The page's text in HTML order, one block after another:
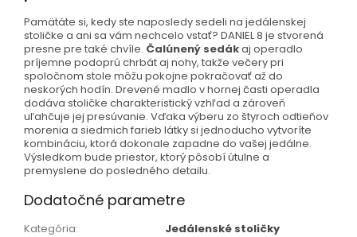
Pamätáte si, kedy ste naposledy sedeli na jedálenskej
stoličke a ani sa vám nechcelo vstať? DANIEL 8 je stvorená
presne pre také chvíle. Čalúnený sedákaj operadlo
príjemne podoprú chrbát aj nohy, takže večery pri
spoločnom stole môžu pokojne pokračovať až do
neskorých hodín. Drevené madlo v hornej časti operadla
dodáva stoličke charakteristický vzhľad a zároveň
uľahčuje jej presúvanie. Vďaka výberu zo štyroch odtieňov
morenia a siedmich farieb látky si jednoducho vytvoríte
kombináciu, ktorá dokonale zapadne do vašej jedálne.
Výsledkom bude priestor, ktorý pôsobí útulne a
premyslene do posledného detailu.
Dodatočné parametre
Kategória:
Jedálenské stoličky